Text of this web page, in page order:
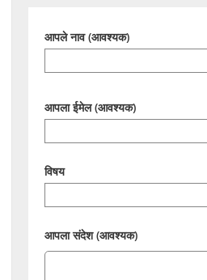
आपले नाव (आवश्यक)
आपला ईमेल (आवश्यक)
विषय
आपला संदेश (आवश्यक)